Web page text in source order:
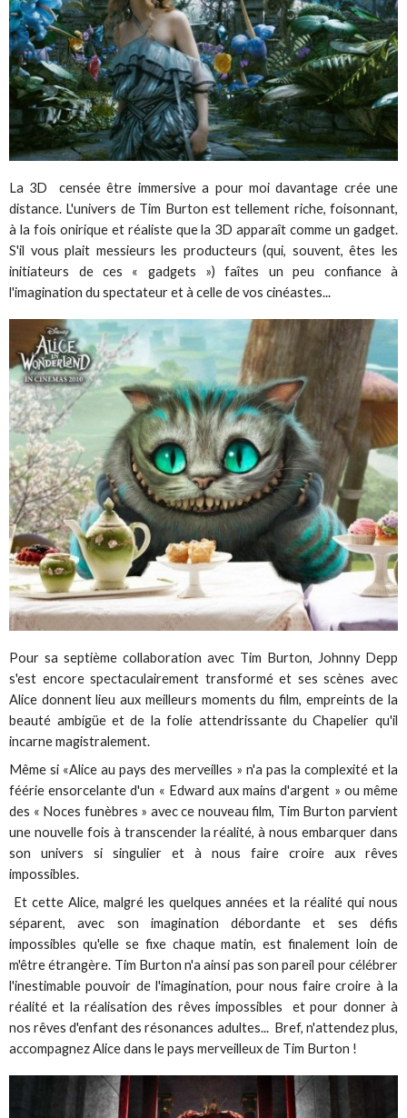
La 3D censée être immersive a pour moi davantage crée une
distance. L'univers de Tim Burton est tellement riche, foisonnant,
à la fois onirique et réaliste que la 3D apparaît comme un gadget.
S'il vous plait messieurs les producteurs (qui, souvent, êtes les
initiateurs de ces « gadgets ») faîtes un peu confiance à
l'imagination du spectateur et à celle de vos cinéastes...
Pour sa septième collaboration avec Tim Burton, Johnny Depp
s'est encore spectaculairement transformé et ses scènes avec
Alice donnent lieu aux meilleurs moments du film, empreints de la
beauté ambigüe et de la folie attendrissante du Chapelier qu'il
incarne magistralement.
Même si «Alice au pays des merveilles » n'a pas la complexité et la
féérie ensorcelante d'un « Edward aux mains d'argent » ou même
des « Noces funèbres » avec ce nouveau film, Tim Burton parvient
une nouvelle fois à transcender la réalité, à nous embarquer dans
son univers si singulier et à nous faire croire aux rêves
impossibles.
Et cette Alice, malgré les quelques années et la réalité qui nous
séparent, avec son imagination débordante et ses défis
impossibles qu'elle se fixe chaque matin, est finalement loin de
m'être étrangère. Tim Burton n'a ainsi pas son pareil pour célébrer
l'inestimable pouvoir de l'imagination, pour nous faire croire à la
réalité et la réalisation des rêves impossibles et pour donner à
nos rêves d'enfant des résonances adultes... Bref, n'attendez plus,
accompagnez Alice dans le pays merveilleux de Tim Burton !